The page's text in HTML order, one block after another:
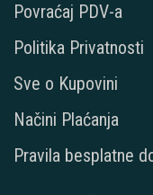
Povraćaj PDV-a
Politika Privatnosti
Sve o Kupovini
Načini Plaćanja
Pravila besplatne